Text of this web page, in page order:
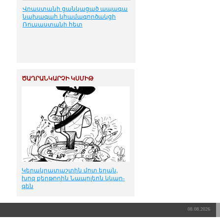
Վրաստանի ցանկացած ապագա
նախագահ կհամագործակցի
Ռուսաստանի հետ
ԾԱՂՐԱՆԿԱՐՉԻ ԿՍՄԻԹ
Կե­րակ­րա­տաշ­տին մոտ ե­ղան,
խոզ քեր­թո­ղին Նա­պո­լեոն կկար­
գեն
08.08.2026